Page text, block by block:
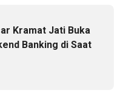
Kramat Jati Buka
Banking di Saat